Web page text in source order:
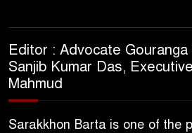
Editor : Advocate
Sanjib Kumar Das,
Mahmud
Sarakkhon Barta is one of the